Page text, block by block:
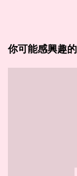
你可能感興趣